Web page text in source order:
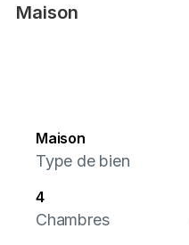
Maison
Maison
Type de bien
4
Chambres